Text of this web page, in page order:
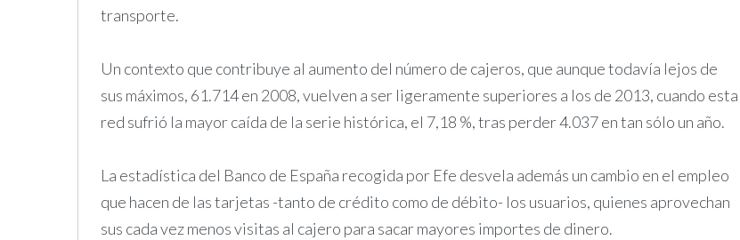
transporte.
Un contexto que contribuye al aumento del número de cajeros, que aunque todavía lejos de
sus máximos, 61.714 en 2008, vuelven a ser ligeramente superiores a los de 2013, cuando esta
red sufrió la mayor caída de la serie histórica, el 7,18 %, tras perder 4.037 en tan sólo un año.
La estadística del Banco de España recogida por Efe desvela además un cambio en el empleo
que hacen de las tarjetas -tanto de crédito como de débito- los usuarios, quienes aprovechan
sus cada vez menos visitas al cajero para sacar mayores importes de dinero.